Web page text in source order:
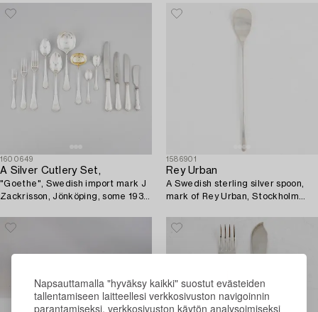
Napsauttamalla "hyväksy kaikki" suostut evästeiden
tallentamiseen laitteellesi verkkosivuston navigoinnin
parantamiseksi, verkkosivuston käytön analysoimiseksi
1600649
A Silver Cutlery Set,
"Goethe", Swedish import mark J
Zackrisson, Jönköping, some 1934
1586901
Rey Urban
A Swedish sterling silver spoon,
mark of Rey Urban, Stockholm